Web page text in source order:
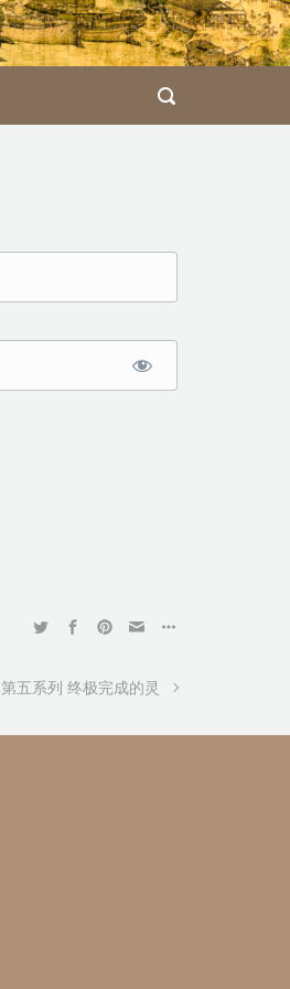
第五系列 终极完成的灵